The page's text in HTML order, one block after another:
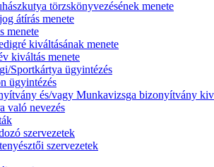
törzskönyvezésének menete
átírás menete
menete
kiváltásának menete
kiváltás menete
Sportkártya ügyintézés
ügyintézés
és/vagy Munkavizsga bizonyítvány
való nevezés
szervezetek
szervezetek